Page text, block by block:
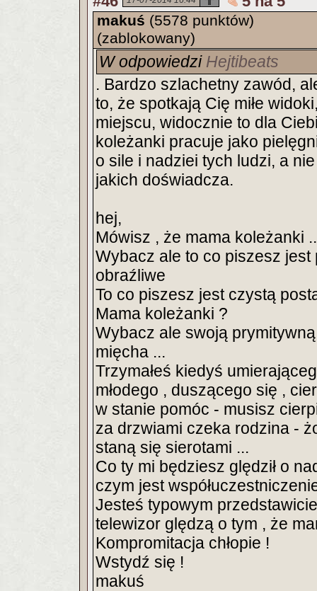
makuś (5578 punktów)
(zablokowany)
W odpowiedzi Hejtibeats
. Bardzo szlachetny zawód,
to, że spotkają Cię miłe
miejscu, widocznie to dla
koleżanki pracuje jako
o sile i nadziei tych ludzi, a
jakich doświadcza.
hej,
Mówisz , że mama koleżanki
Wybacz ale to co piszesz jest
obraźliwe
To co piszesz jest czystą
Mama koleżanki ?
Wybacz ale swoją
mięcha ...
Trzymałeś kiedyś
młodego , duszącego się ,
w stanie pomóc - musisz
za drzwiami czeka rodzina -
staną się sierotami ...
Co ty mi będziesz ględził o
czym jest
Jesteś typowym
telewizor ględzą o tym , że
Kompromitacja chłopie !
Wstydź się !
makuś